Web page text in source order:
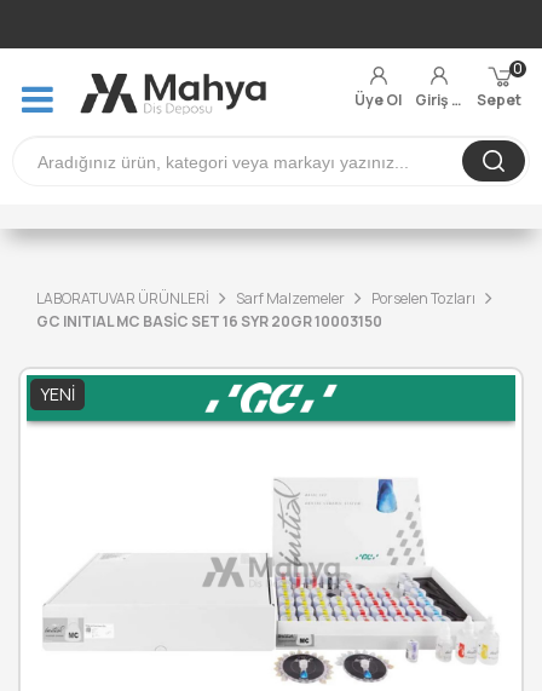
Üye Ol Giriş Yap Sepet
0
LABORATUVAR ÜRÜNLERİ Sarf Malzemeler
Porselen Tozları
GC INITIAL MC BASİC SET 16 SYR 20GR 10003150
YENI